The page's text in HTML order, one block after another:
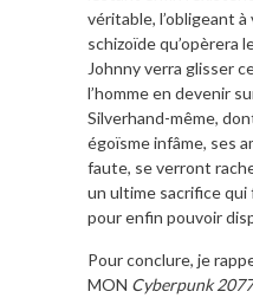
véritable, l’obligeant
schizoïde qu’opèrera
Johnny verra glisser
l’homme en devenir
Silverhand-même,
égoïsme infâme, ses
faute, se verront
un ultime sacrifice qui
pour enfin pouvoir
Pour conclure, je
MON Cyberpunk 2077